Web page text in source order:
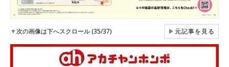
▼次の画像は下へスクロール (35/37) ▶元記事を見る